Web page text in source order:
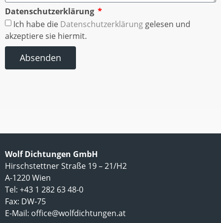
Datenschutzerklärung
Ich habe die Datenschutzerklärung gelesen und
akzeptiere sie hiermit.
Absenden
Wolf Dichtungen GmbH
Hirschstettner Straße 19 – 21/H2
A-1220 Wien
Tel: +43 1 282 63 48-0
Fax: DW-75
E-Mail: office@wolfdichtungen.at